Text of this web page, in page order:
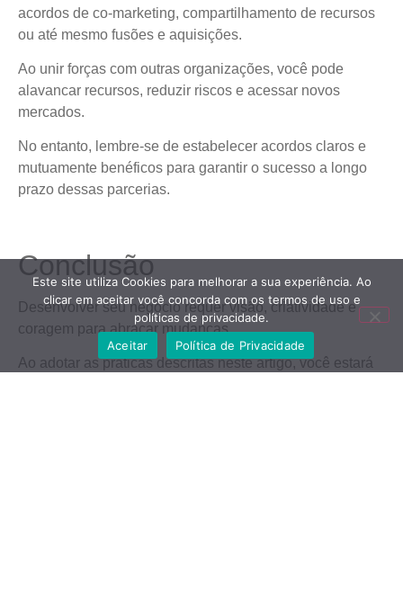
acordos de co-marketing, compartilhamento de recursos
ou até mesmo fusões e aquisições.
Ao unir forças com outras organizações, você pode
alavancar recursos, reduzir riscos e acessar novos
mercados.
No entanto, lembre-se de estabelecer acordos claros e
mutuamente benéficos para garantir o sucesso a longo
prazo dessas parcerias.
Conclusão
Desenvolver seu negócio requer visão, criatividade e
coragem para abraçar mudanças.
Ao adotar as práticas descritas neste artigo, você estará
Este site utiliza Cookies para melhorar a sua experiência. Ao
clicar em aceitar você concorda com os termos de uso e
políticas de privacidade.
Aceitar
Política de Privacidade